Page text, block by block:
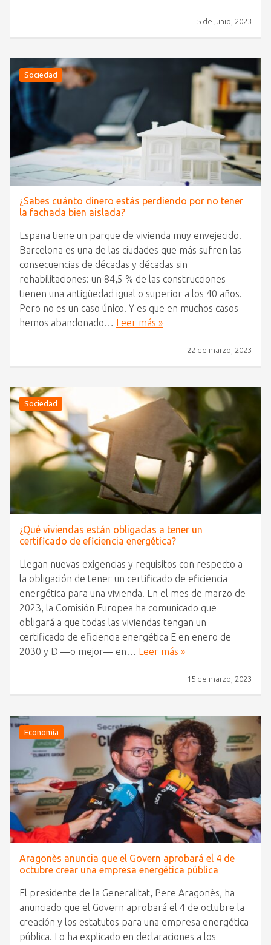
5 de junio, 2023
Sociedad
¿Sabes cuánto dinero estás perdiendo por no tener
la fachada bien aislada?
España tiene un parque de vivienda muy envejecido.
Barcelona es una de las ciudades que más sufren las
consecuencias de décadas y décadas sin
rehabilitaciones: un 84,5 % de las construcciones
tienen una antigüedad igual o superior a los 40 años.
Pero no es un caso único. Y es que en muchos casos
hemos abandonado… Leer más »
22 de marzo, 2023
Sociedad
¿Qué viviendas están obligadas a tener un
certificado de eficiencia energética?
Llegan nuevas exigencias y requisitos con respecto a
la obligación de tener un certificado de eficiencia
energética para una vivienda. En el mes de marzo de
2023, la Comisión Europea ha comunicado que
obligará a que todas las viviendas tengan un
certificado de eficiencia energética E en enero de
2030 y D —o mejor— en… Leer más »
15 de marzo, 2023
Economía
Aragonès anuncia que el Govern aprobará el 4 de
octubre crear una empresa energética pública
El presidente de la Generalitat, Pere Aragonès, ha
anunciado que el Govern aprobará el 4 de octubre la
creación y los estatutos para una empresa energética
pública. Lo ha explicado en declaraciones a los